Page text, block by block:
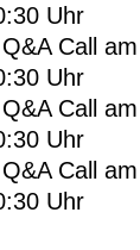
Uhr
Call
Uhr
Call
Uhr
Call
Uhr